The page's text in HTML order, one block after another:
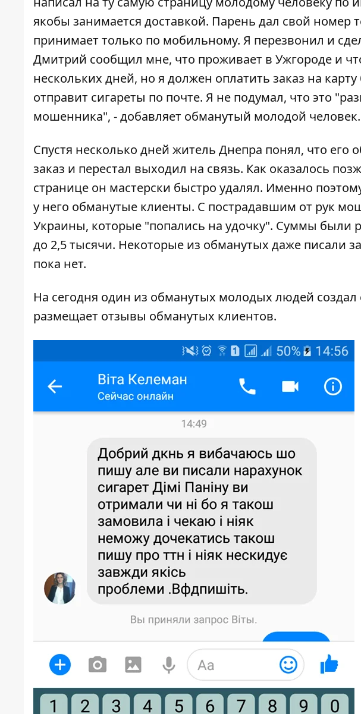
якобы занимается доставкой. Парень дал свой номер
принимает только по мобильному. Я перезвонил и
Дмитрий сообщил мне, что проживает в Ужгороде и
нескольких дней, но я должен оплатить заказ на
отправит сигареты по почте. Я не подумал, что это
мошенника", - добавляет обманутый молодой человек.
Спустя несколько дней житель Днепра понял, что
заказ и перестал выходил на связь. Как оказалось
странице он мастерски быстро удалял. Именно
у него обманутые клиенты. С пострадавшим от рук
Украины, которые "попались на удочку". Суммы были
до 2,5 тысячи. Некоторые из обманутых даже писали
пока нет.
На сегодня один из обманутых молодых людей
размещает отзывы обманутых клиентов.